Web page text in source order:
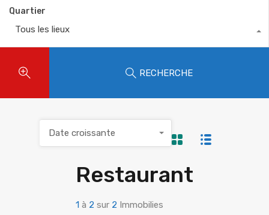
Quartier
Tous les lieux
RECHERCHE
Restaurant
1 à 2 sur 2 Immobilies
Date croissante